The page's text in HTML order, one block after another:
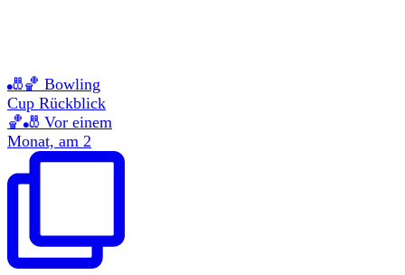
🎳🏀 Bowling
Cup Rückblick
🏀🎳 Vor einem
Monat, am 2